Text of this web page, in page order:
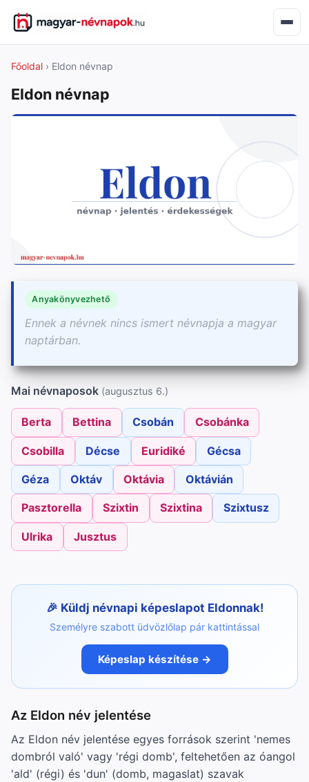
Főoldal › Eldon névnap
Eldon névnap
Anyakönyvezhető
Ennek a névnek nincs ismert névnapja a magyar
naptárban.
Mai névnaposok (augusztus 6.)
Berta Bettina Csobán Csobánka
Csobilla Décse Euridiké Gécsa
Géza Oktáv Oktávia Oktávián
Pasztorella Szixtin Szixtina Szixtusz
Ulrika Jusztus
Küldj névnapi képeslapot Eldonnak!
Személyre szabott üdvözlőlap pár kattintással
Képeslap készítése →
Az Eldon név jelentése
Az Eldon név jelentése egyes források szerint 'nemes
dombról való' vagy 'régi domb', feltehetően az óangol
'ald' (régi) és 'dun' (domb, magaslat) szavak